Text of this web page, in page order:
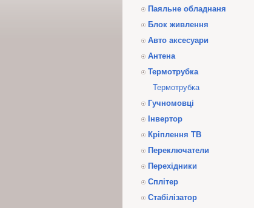
Паяльне обладнаня
Блок живлення
Авто аксесуари
Антена
Термотрубка
Термотрубка
Гучномовці
Інвертор
Кріплення ТВ
Переключатели
Перехідники
Сплітер
Стабілізатор